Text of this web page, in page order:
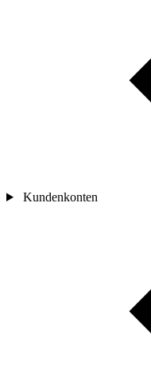
Kundenkonten